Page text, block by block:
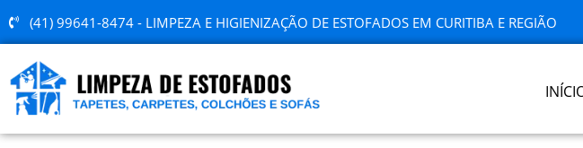
(41) 99641-8474 - LIMPEZA E HIGIENIZAÇÃO DE ESTOFADOS EM CURITIBA E REGIÃO